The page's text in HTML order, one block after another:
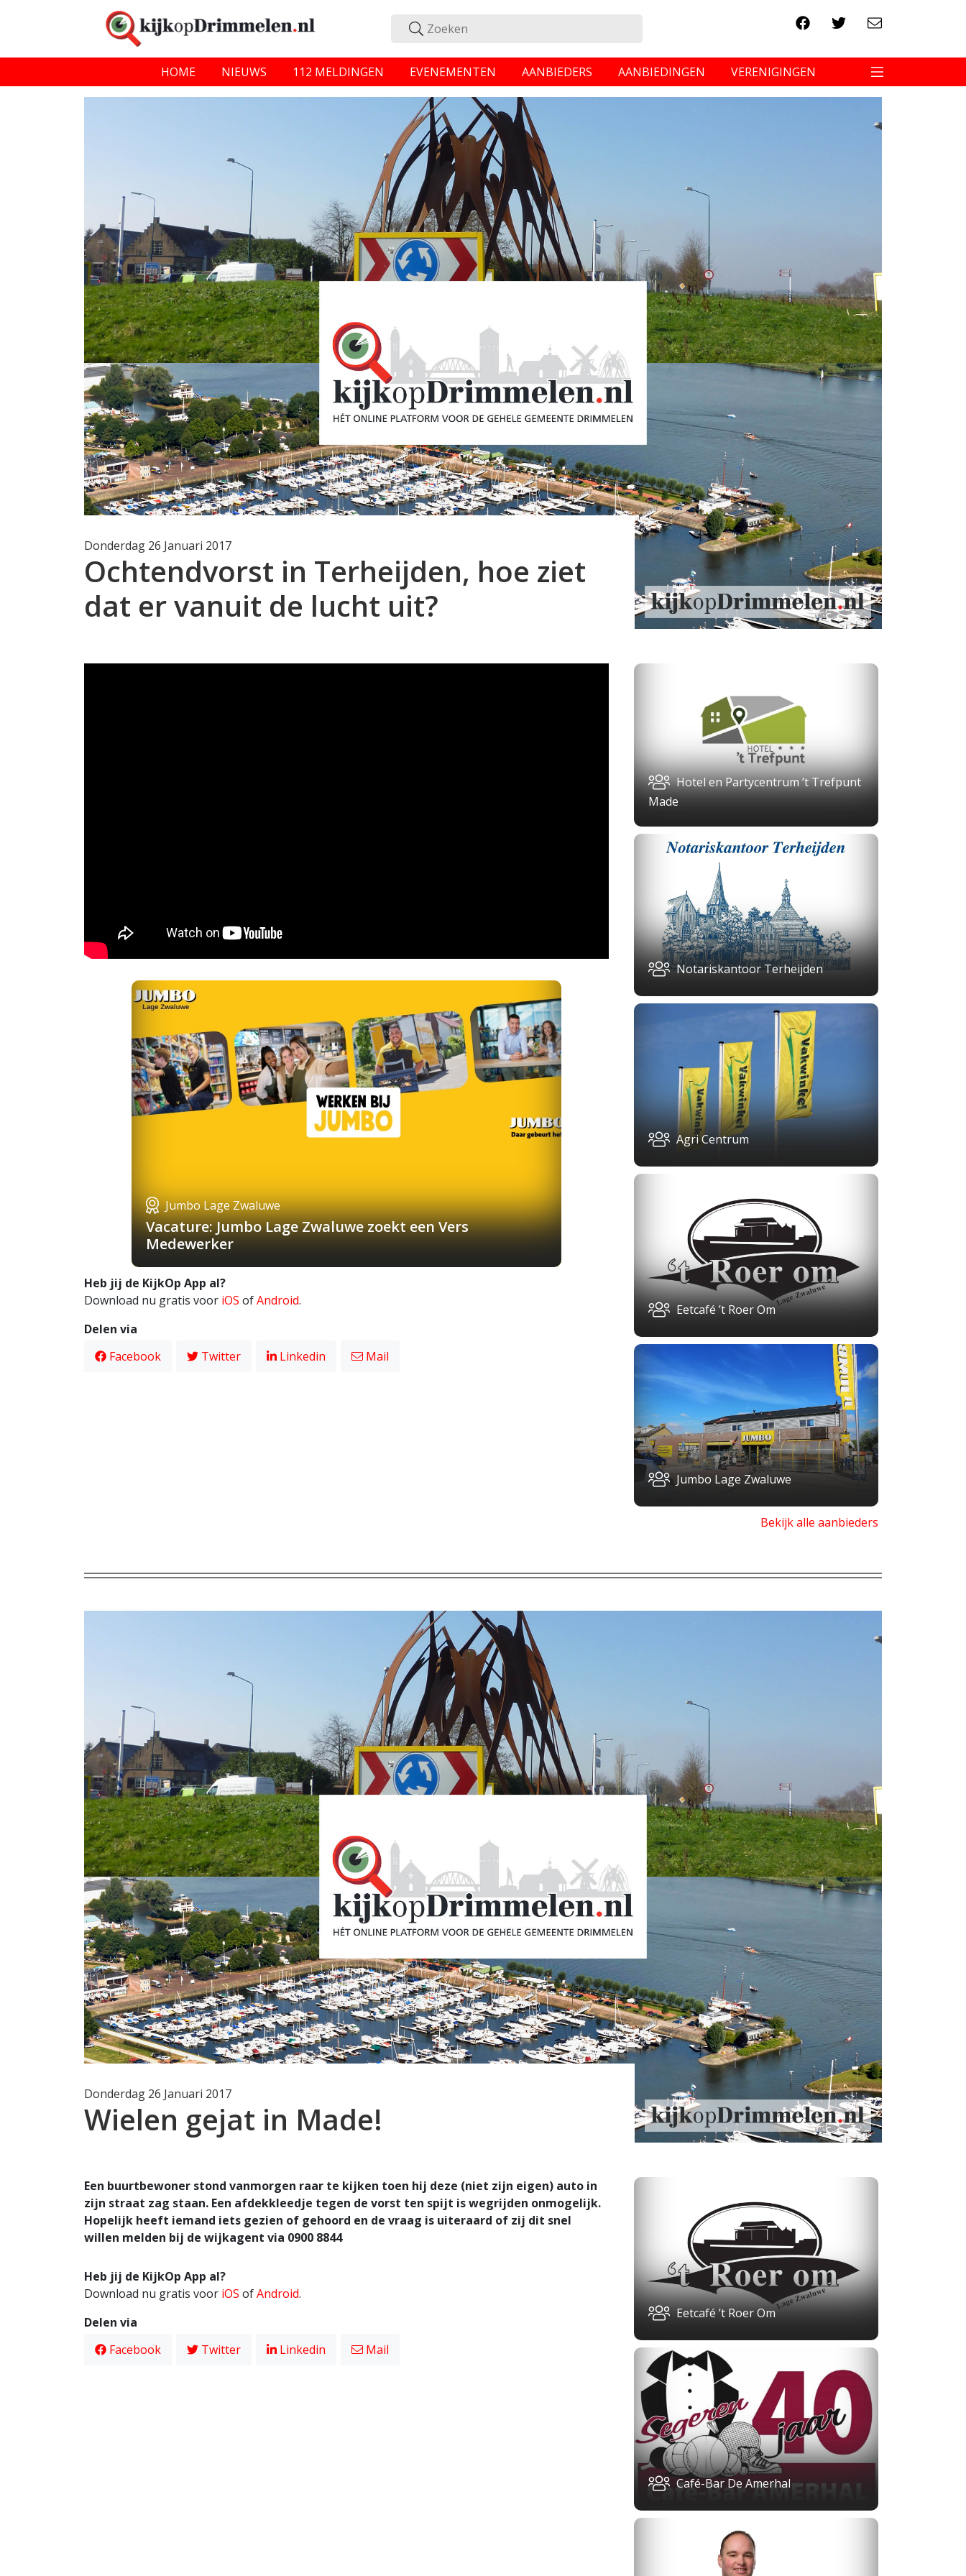
HOME NIEUWS 112 MELDINGEN EVENEMENTEN AANBIEDERS AANBIEDINGEN VERENIGINGEN
Donderdag 26 Januari 2017
Ochtendvorst in Terheijden, hoe ziet
dat er vanuit de lucht uit?
Jumbo Lage Zwaluwe
Vacature: Jumbo Lage Zwaluwe zoekt een Vers
Medewerker
Heb jij de KijkOp App al?
Download nu gratis voor iOS ofAndroid.
Delen via
Facebook
Twitter Linkedin Mail
Hotel en Partycentrum ’t Trefpunt
Made
Notariskantoor Terheijden
Agri Centrum
Eetcafé ’t Roer Om
Jumbo Lage Zwaluwe
Bekijk alle aanbieders
Donderdag 26 Januari 2017
Wielen gejat in Made!
Een buurtbewoner stond vanmorgen raar te kijken toen hij deze (niet zijn eigen) auto in
zijn straat zag staan. Een afdekkleedje tegen de vorst ten spijt is wegrijden onmogelijk.
Hopelijk heeft iemand iets gezien of gehoord en de vraag is uiteraard of zij dit snel
willen melden bij de wijkagent via 0900 8844
Heb jij de KijkOp App al?
Download nu gratis voor iOS ofAndroid.
Delen via
Facebook
Twitter Linkedin Mail
Eetcafé ’t Roer Om
Café-Bar De Amerhal